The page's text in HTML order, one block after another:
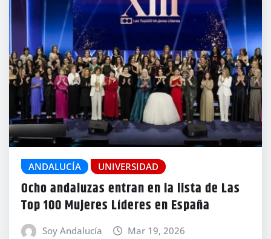
ANDALUCÍA UNIVERSIDAD
Ocho andaluzas entran en la lista de Las
Top 100 Mujeres Líderes en España
Soy Andalucía Mar 19, 2026